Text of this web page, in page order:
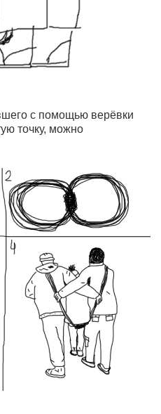
с помощью верёвки
точку, можно